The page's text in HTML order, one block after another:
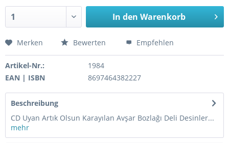
In den Warenkorb
Merken Bewerten Empfehlen
Artikel-Nr.:
1984
EAN | ISBN
8697464382227
Beschreibung
CD Uyan Artık Olsun Karayılan Avşar Bozlağı Deli Desinler...
mehr